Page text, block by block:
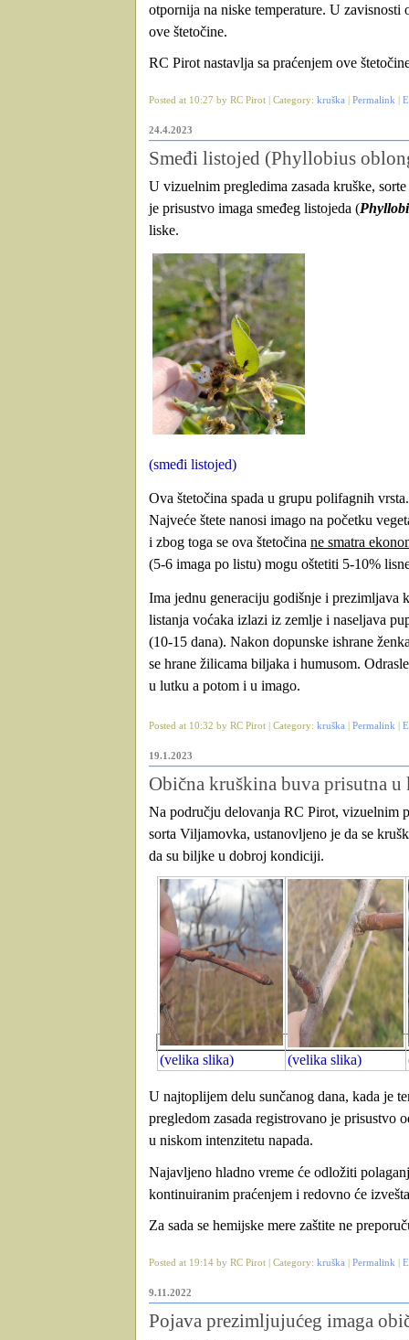
otpornija na niske temperature. U
ove štetočine.
RC Pirot nastavlja sa praćenjem ove
Posted at 10:27 by RC Pirot | Category: kruška Permalink
24.4.2023
Smeđi listojed (Phyllobius
U vizuelnim pregledima zasada kruške,
je prisustvo imaga smeđeg listojeda (
liske.
(smeđi listojed)
Ova štetočina spada u grupu polifagnih
Najveće štete nanosi imago na početku
i zbog toga se ova štetočina ne smatra
(5-6 imaga po listu) mogu oštetiti 5-10%
Ima jednu generaciju godišnje i prezimljava
listanja voćaka izlazi iz zemlje i naseljava
(10-15 dana). Nakon dopunske ishrane
se hrane žilicama biljaka i humusom.
u lutku a potom i u imago.
Posted at 10:32 by RC Pirot | Category: kruška Permalink
19.1.2023
Obična kruškina buva prisutna u
Na području delovanja RC Pirot, vizuelnim
sorta Viljamovka, ustanovljeno je da se
da su biljke u dobroj kondiciji.
(velika slika) (velika slika)
U najtoplijem delu sunčanog dana, kada je
pregledom zasada registrovano je prisustvo
u niskom intenzitetu napada.
Najavljeno hladno vreme će odložiti
kontinuiranim praćenjem i redovno će
Za sada se hemijske mere zaštite ne
Posted at 19:14 by RC Pirot | Category: kruška Permalink
9.11.2022
Pojava prezimljujućeg imaga